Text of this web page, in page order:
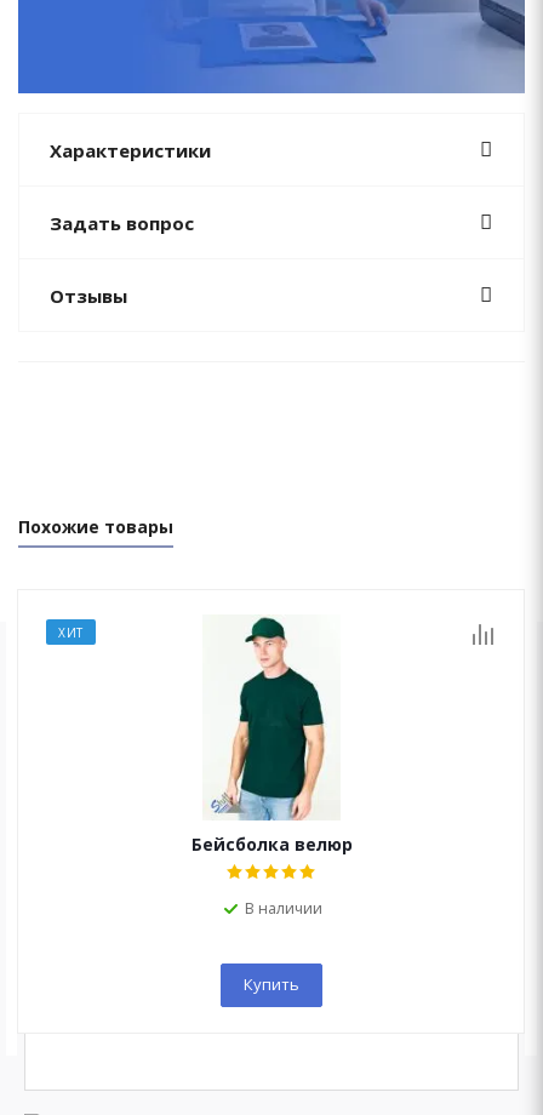
Характеристики
Задать вопрос
Отзывы
Похожие товары
ХИТ
Бейсболка велюр
В наличии
Купить
ОСТАЛИСЬ ВОПРОСЫ?
Мы перезвоним Вам в течение 15 минут!